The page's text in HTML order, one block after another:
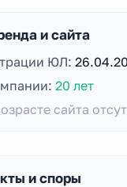
и сайта
ЮЛ:
20 лет
сайта
и споры